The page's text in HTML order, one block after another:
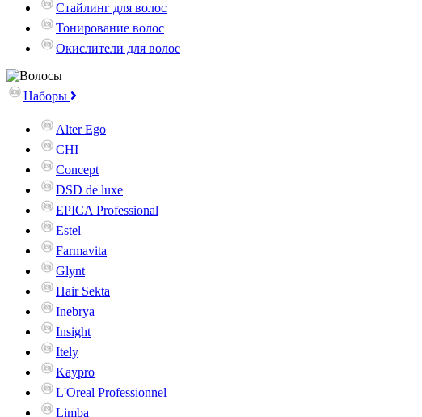
Стайлинг для волос
Тонирование волос
Окислители для волос
Наборы
Alter Ego
CHI
Concept
DSD de luxe
EPICA Professional
Estel
Farmavita
Glynt
Hair Sekta
Inebrya
Insight
Itely
Kaypro
L'Oreal Professionnel
Limba